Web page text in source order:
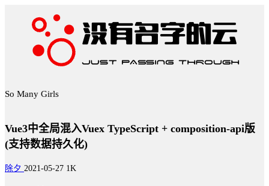
Vue3中全局混入Vuex TypeScript + composition-api版
(支持数据持久化)
除夕 2021-05-27 1K